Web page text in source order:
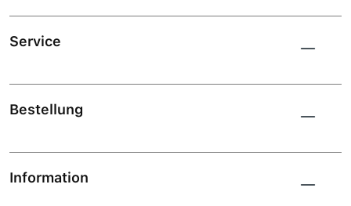
Service
Bestellung
Information